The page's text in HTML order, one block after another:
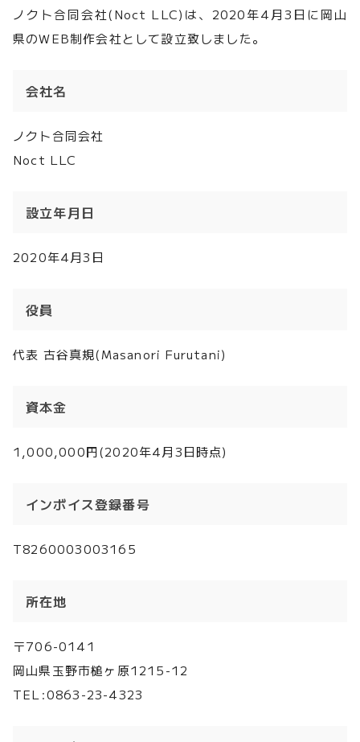
ノクト合同会社(Noct LLC)は、2020年4月3日に岡山
県のWEB制作会社として設立致しました。
会社名
ノクト合同会社
Noct LLC
設立年月日
2020年4月3日
役員
代表 古谷真規(Masanori Furutani)
資本金
1,000,000円(2020年4月3日時点)
インボイス登録番号
T8260003003165
所在地
〒706-0141
岡山県玉野市槌ヶ原1215-12
TEL:0863-23-4323